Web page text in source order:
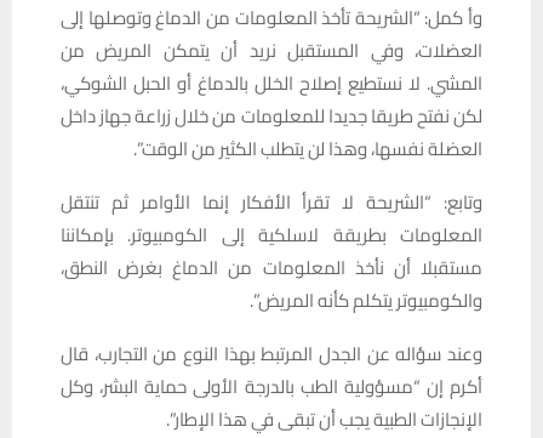
وأ كمل: “الشريحة تأخذ المعلومات من الدماغ وتوصلها إلى
العضلات، وفي المستقبل نريد أن يتمكن المريض من
المشي. لا نستطيع إصلاح الخلل بالدماغ أو الحبل الشوكي،
لكن نفتح طريقا جديدا للمعلومات من خلال زراعة جهاز داخل
العضلة نفسها، وهذا لن يتطلب الكثير من الوقت”.
وتابع: “الشريحة لا تقرأ الأفكار إنما الأوامر ثم تنتقل
المعلومات بطريقة لاسلكية إلى الكومبيوتر. بإمكاننا
مستقبلا أن نأخذ المعلومات من الدماغ بغرض النطق،
والكومبيوتر يتكلم كأنه المريض”.
وعند سؤاله عن الجدل المرتبط بهذا النوع من التجارب، قال
أكرم إن “مسؤولية الطب بالدرجة الأولى حماية البشر، وكل
الإنجازات الطبية يجب أن تبقى في هذا الإطار”.